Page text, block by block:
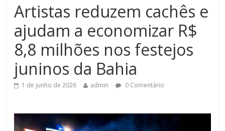
Artistas reduzem cachês e
ajudam a economizar R$
8,8 milhões nos festejos
juninos da Bahia
1 de junho de 2026 admin 0 Comentário